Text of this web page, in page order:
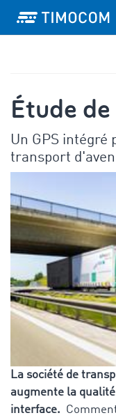
Étude de
Un GPS intégré
transport
La société de
augmente la
interface.